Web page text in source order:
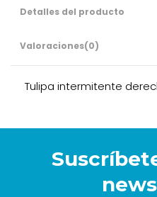
Detalles del producto
Valoraciones(0)
Tulipa intermitente